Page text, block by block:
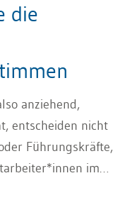
die
anziehend,
entscheiden nicht
Führungskräfte,
im